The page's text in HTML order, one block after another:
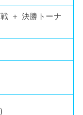
＋ 決勝トーナ
)